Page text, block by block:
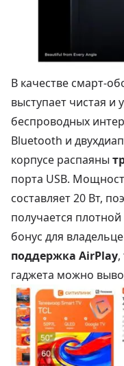
В качестве смарт-
выступает чистая и
беспроводных
Bluetooth и
корпусе распаяны
порта USB.
составляет 20 Вт,
получается
бонус для
поддержка AirPlay
гаджета можно